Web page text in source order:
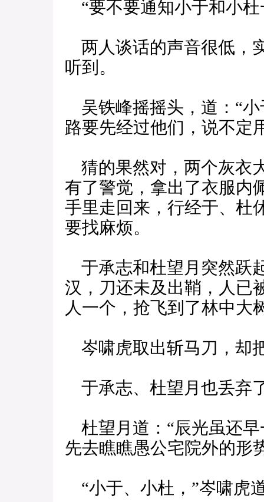
“要不要通知小于和小杜
两人谈话的声音很低，
听到。
吴铁峰摇摇头，道：“
路要先经过他们，说不定
猜的果然对，两个灰衣
有了警觉，拿出了衣服内
手里走回来，行经于、杜
要找麻烦。
于承志和杜望月突然跃
汉，刀还未及出鞘，人已
人一个，抢飞到了林中大
岑啸虎取出斩马刀，却
于承志、杜望月也丢弃
杜望月道：“辰光虽还
先去瞧瞧愚公宅院外的形
“小于、小杜，”岑啸虎